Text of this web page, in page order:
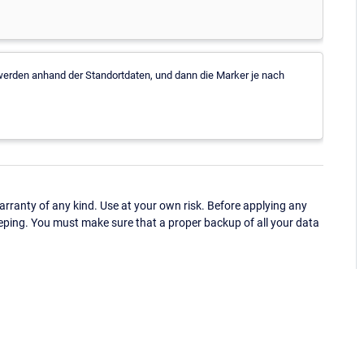
anhand der Standortdaten, und dann die Marker je nach
of any kind. Use at your own risk. Before applying any
You must make sure that a proper backup of all your data